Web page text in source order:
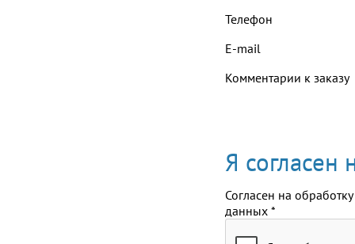
Телефон
E-mail
Комментарии к заказу
Я согласен
Согласен на обработку
данных *